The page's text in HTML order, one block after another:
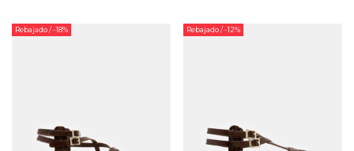
Rebajado/ -18% Rebajado/ -12%